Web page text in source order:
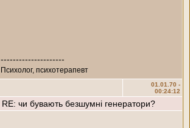
---------------------
Психолог, психотерапевт
01.01.70 -
00:24:12
RE: чи бувають безшумні генератори?